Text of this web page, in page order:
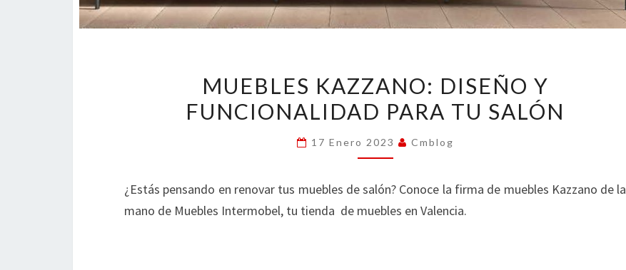
KAZZANO:
DISEÑO
TU
SALÓN
MUEBLES KAZZANO: DISEÑO Y
FUNCIONALIDAD PARA TU SALÓN
17 Enero 2023 Cmblog
¿Estás pensando en renovar tus muebles de salón? Conoce la firma de muebles Kazzano de la
mano de Muebles Intermobel, tu tienda de muebles en Valencia.